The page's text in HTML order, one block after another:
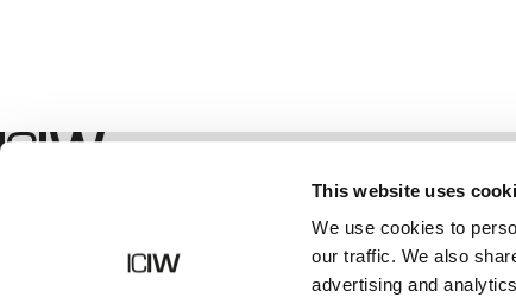
This website uses
We use cookies to
our traffic. We also
advertising and